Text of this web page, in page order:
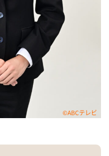
©ABCテレビ